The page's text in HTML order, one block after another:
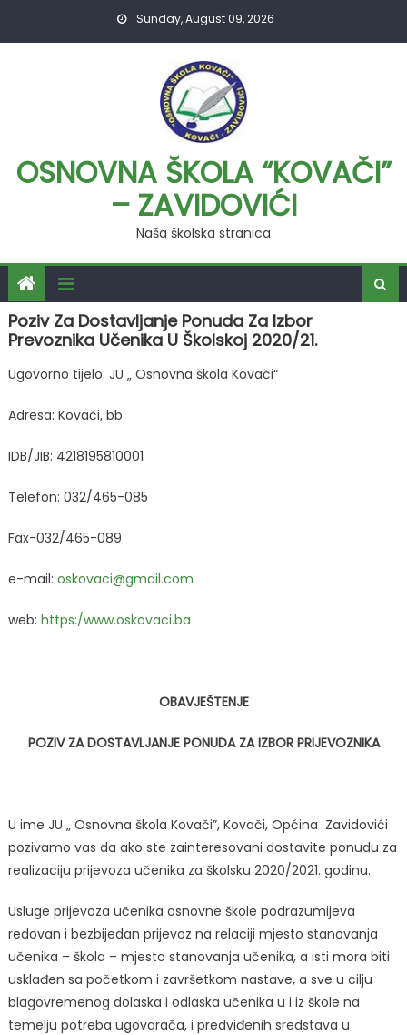
Sunday, August 09, 2026
OSNOVNA ŠKOLA “KOVAČI”
– ZAVIDOVIĆI
Naša školska stranica
Poziv Za Dostavljanje Ponuda Za Izbor
Prevoznika Učenika U Školskoj 2020/21.
Ugovorno tijelo: JU „ Osnovna škola Kovači“
Adresa: Kovači, bb
IDB/JIB: 4218195810001
Telefon: 032/465-085
Fax-032/465-089
e-mail: oskovaci@gmail.com
web: https:/www.oskovaci.ba
OBAVJEŠTENJE
POZIV ZA DOSTAVLJANJE PONUDA ZA IZBOR PRIJEVOZNIKA
U ime JU „ Osnovna škola Kovači”, Kovači, Općina Zavidovići
pozivamo vas da ako ste zainteresovani dostavite ponudu za
realizaciju prijevoza učenika za školsku 2020/2021. godinu.
Usluge prijevoza učenika osnovne škole podrazumijeva
redovan i bezbijedan prijevoz na relaciji mjesto stanovanja
učenika – škola – mjesto stanovanja učenika, a isti mora biti
usklađen sa početkom i završetkom nastave, a sve u cilju
blagovremenog dolaska i odlaska učenika u i iz škole na
temelju potreba ugovarača, i predviđenih sredstava u